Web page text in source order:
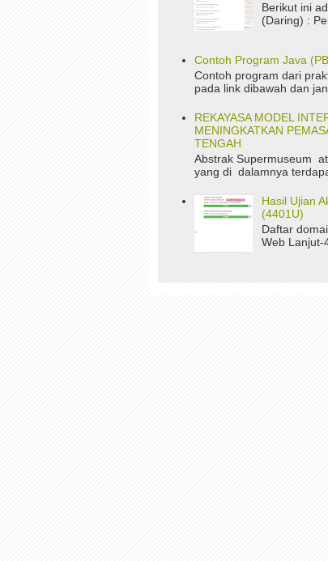
Berikut ini
(Daring) :
Contoh Program Java
Contoh program dari
pada link dibawah dan
REKAYASA MODEL
MENINGKATKAN
TENGAH
Abstrak Supermuseum
yang di dalamnya
Hasil Ujian
(4401U)
Daftar
Web Lanjut-